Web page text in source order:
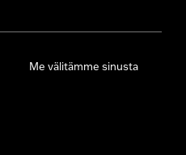
Me välitämme sinusta